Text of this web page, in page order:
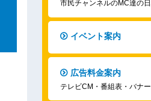
市民チャンネルのMC達の
イベント案内
広告料金案内
テレビCM・番組表・バナ